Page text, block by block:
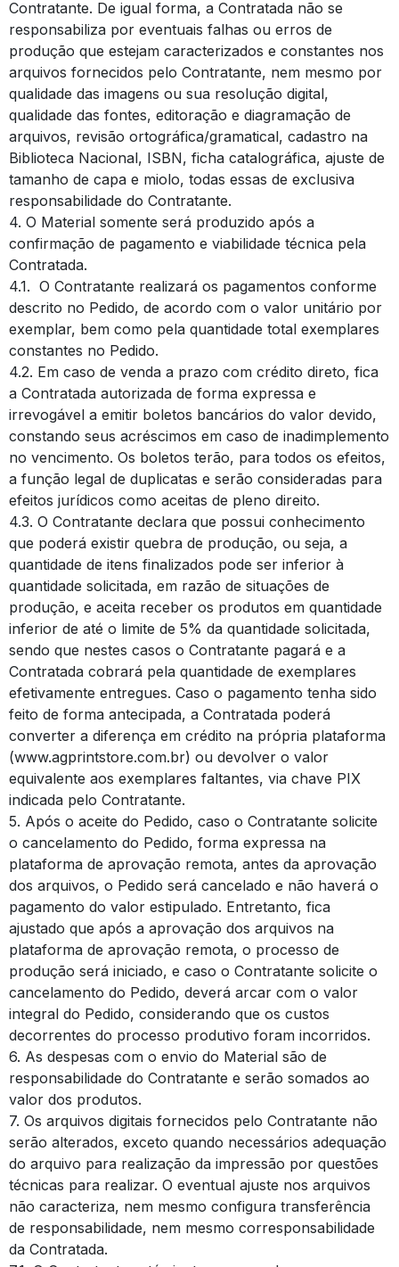
Contratante. De igual forma, a Contratada não se
responsabiliza por eventuais falhas ou erros de
produção que estejam caracterizados e constantes nos
arquivos fornecidos pelo Contratante, nem mesmo por
qualidade das imagens ou sua resolução digital,
qualidade das fontes, editoração e diagramação de
arquivos, revisão ortográfica/gramatical, cadastro na
Biblioteca Nacional, ISBN, ficha catalográfica, ajuste de
tamanho de capa e miolo, todas essas de exclusiva
responsabilidade do Contratante.
4. O Material somente será produzido após a
confirmação de pagamento e viabilidade técnica pela
Contratada.
4.1. O Contratante realizará os pagamentos conforme
descrito no Pedido, de acordo com o valor unitário por
exemplar, bem como pela quantidade total exemplares
constantes no Pedido.
4.2. Em caso de venda a prazo com crédito direto, fica
a Contratada autorizada de forma expressa e
irrevogável a emitir boletos bancários do valor devido,
constando seus acréscimos em caso de inadimplemento
no vencimento. Os boletos terão, para todos os efeitos,
a função legal de duplicatas e serão consideradas para
efeitos jurídicos como aceitas de pleno direito.
4.3. O Contratante declara que possui conhecimento
que poderá existir quebra de produção, ou seja, a
quantidade de itens finalizados pode ser inferior à
quantidade solicitada, em razão de situações de
produção, e aceita receber os produtos em quantidade
inferior de até o limite de 5% da quantidade solicitada,
sendo que nestes casos o Contratante pagará e a
Contratada cobrará pela quantidade de exemplares
efetivamente entregues. Caso o pagamento tenha sido
feito de forma antecipada, a Contratada poderá
converter a diferença em crédito na própria plataforma
(www.agprintstore.com.br) ou devolver o valor
equivalente aos exemplares faltantes, via chave PIX
indicada pelo Contratante.
5. Após o aceite do Pedido, caso o Contratante solicite
o cancelamento do Pedido, forma expressa na
plataforma de aprovação remota, antes da aprovação
dos arquivos, o Pedido será cancelado e não haverá o
pagamento do valor estipulado. Entretanto, fica
ajustado que após a aprovação dos arquivos na
plataforma de aprovação remota, o processo de
produção será iniciado, e caso o Contratante solicite o
cancelamento do Pedido, deverá arcar com o valor
integral do Pedido, considerando que os custos
decorrentes do processo produtivo foram incorridos.
6. As despesas com o envio do Material são de
responsabilidade do Contratante e serão somados ao
valor dos produtos.
7. Os arquivos digitais fornecidos pelo Contratante não
serão alterados, exceto quando necessários adequação
do arquivo para realização da impressão por questões
técnicas para realizar. O eventual ajuste nos arquivos
não caracteriza, nem mesmo configura transferência
de responsabilidade, nem mesmo corresponsabilidade
da Contratada.